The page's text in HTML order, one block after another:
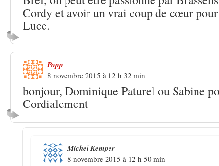
Cordy et avoir un vrai coup de cœur
Luce.
Popp
8 novembre 2015 à 12 h 32 min
bonjour, Dominique Paturel ou Sabine
Cordialement
Michel Kemper
8 novembre 2015 à 12 h 50 min